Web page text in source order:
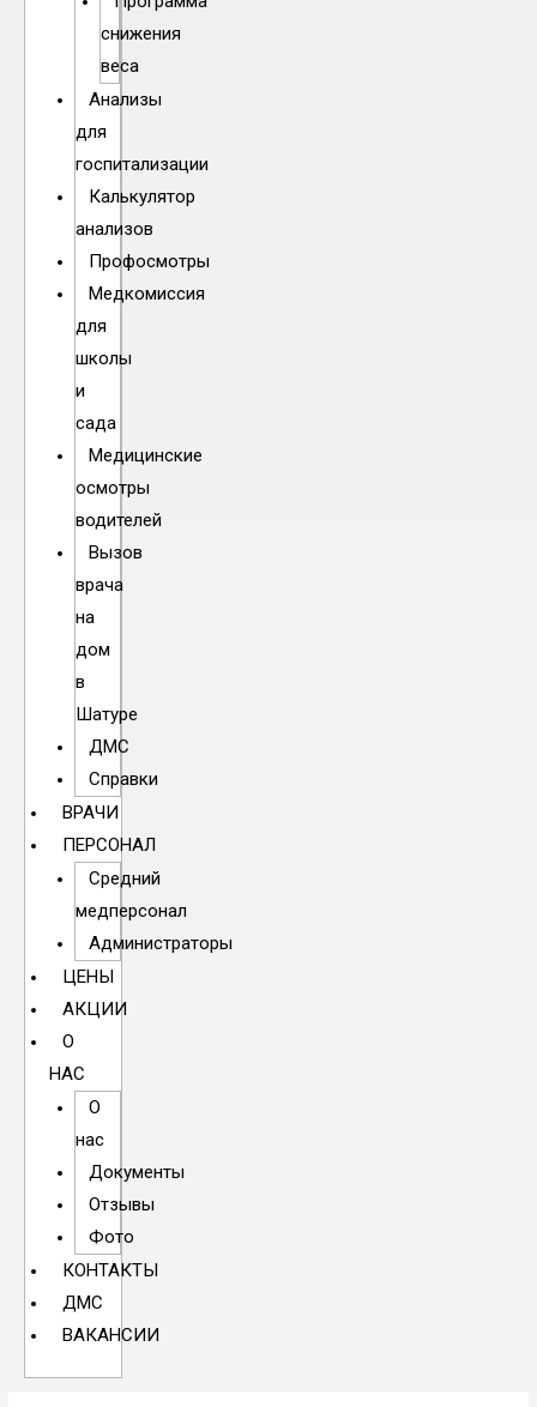
снижения
веса
Анализы
для
госпитализации
Калькулятор
анализов
Профосмотры
Медкомиссия
для
школы
и
сада
Медицинские
осмотры
водителей
Вызов
врача
на
дом
в
Шатуре
ДМС
Справки
ВРАЧИ
ПЕРСОНАЛ
Средний
медперсонал
Администраторы
ЦЕНЫ
АКЦИИ
О
НАС
О
нас
Документы
Отзывы
Фото
КОНТАКТЫ
ДМС
ВАКАНСИИ